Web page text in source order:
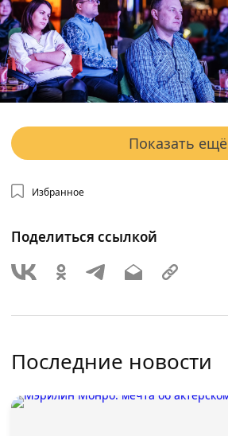
Показать ещё
Избранное
Поделиться ссылкой
Последние новости